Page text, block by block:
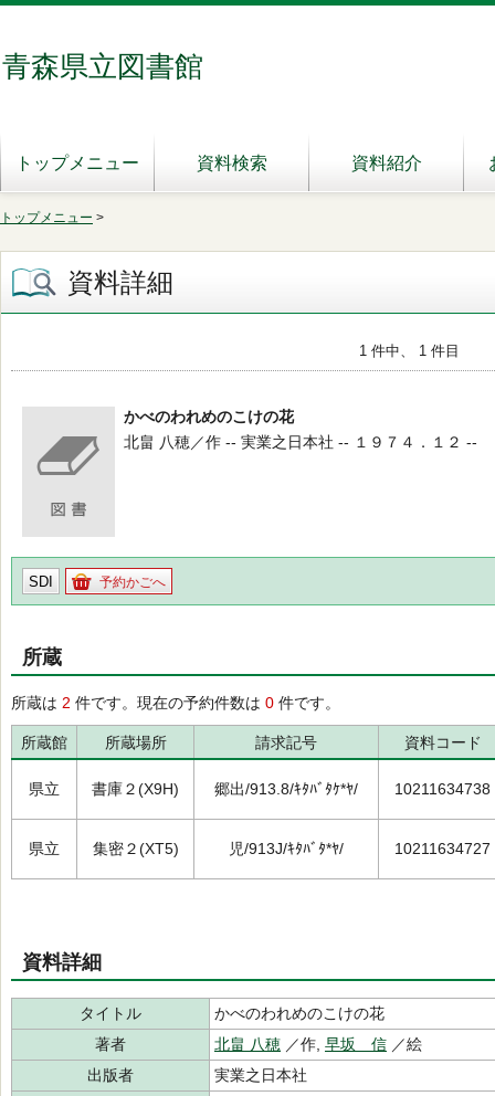
青森県立図書館
トップメニュー 資料検索 資料紹介
トップメニュー >
資料詳細
1 件中、 1 件目
かべのわれめのこけの花
北畠 八穂／作 -- 実業之日本社 -- １９７４．１２ --
SDI 予約かごへ
所蔵
所蔵は 2 件です。現在の予約件数は 0 件です。
所蔵館 所蔵場所 請求記号 資料コード
県立 書庫２(X9H) 郷出/913.8/ｷﾀﾊﾞﾀｹ*ﾔ/ 10211634738
県立 集密２(XT5) 児/913J/ｷﾀﾊﾞﾀ*ﾔ/ 10211634727
資料詳細
タイトル
かべのわれめのこけの花
著者
北畠 八穂 ／作, 早坂 信 ／絵
出版者
実業之日本社